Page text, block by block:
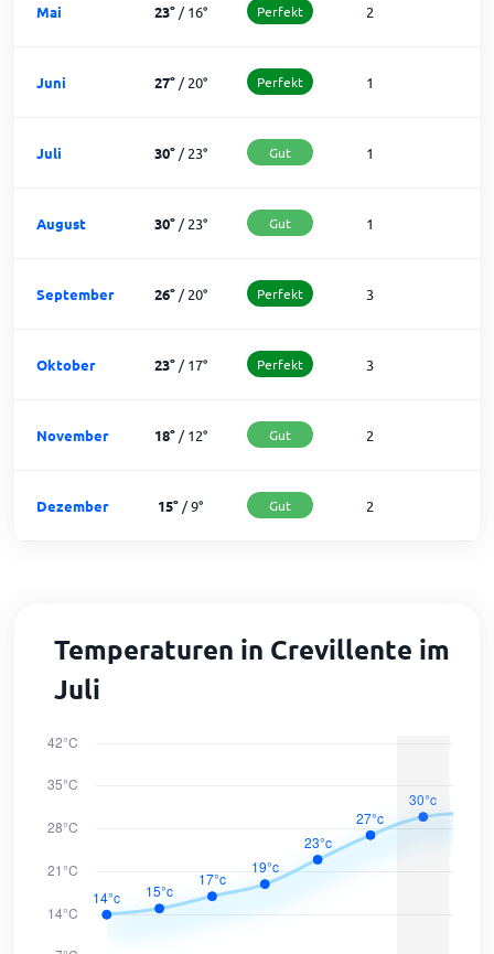
Mai 23°/16° Perfekt 2
Juni 27°/20° Perfekt 1
Juli 30°/23° Gut 1
August 30°/23° Gut 1
September 26°/20° Perfekt 3
Oktober 23°/17° Perfekt 3
November 18°/12° Gut 2
Dezember 15° /9° Gut 2
Temperaturen in Crevillente im
Juli